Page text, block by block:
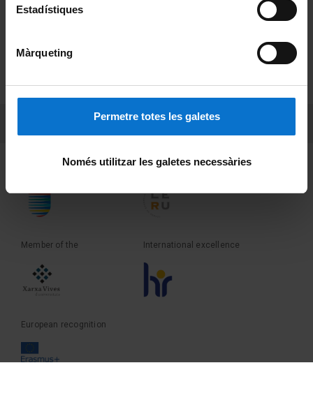
Estadístiques
Màrqueting
Permetre totes les galetes
Només utilitzar les galetes necessàries
MENÚ PEU 1
Terms and privacy
Founder of the Member of the
Member of the International excellence
European recognition